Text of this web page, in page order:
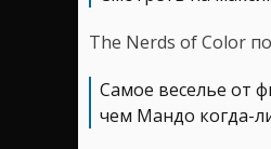
The Nerds of Color
Самое веселье от
чем Мандо когда-